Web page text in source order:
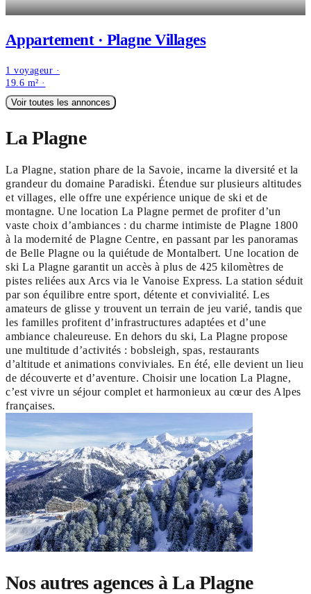
Appartement · Plagne Villages
1 voyageur ·
19.6 m² ·
Voir toutes les annonces
La Plagne
La Plagne, station phare de la Savoie, incarne la diversité et la
grandeur du domaine Paradiski. Étendue sur plusieurs altitudes
et villages, elle offre une expérience unique de ski et de
montagne. Une location La Plagne permet de profiter d’un
vaste choix d’ambiances : du charme intimiste de Plagne 1800
à la modernité de Plagne Centre, en passant par les panoramas
de Belle Plagne ou la quiétude de Montalbert. Une location de
ski La Plagne garantit un accès à plus de 425 kilomètres de
pistes reliées aux Arcs via le Vanoise Express. La station séduit
par son équilibre entre sport, détente et convivialité. Les
amateurs de glisse y trouvent un terrain de jeu varié, tandis que
les familles profitent d’infrastructures adaptées et d’une
ambiance chaleureuse. En dehors du ski, La Plagne propose
une multitude d’activités : bobsleigh, spas, restaurants
d’altitude et animations conviviales. En été, elle devient un lieu
de découverte et d’aventure. Choisir une location La Plagne,
c’est vivre un séjour complet et harmonieux au cœur des Alpes
françaises.
Nos autres agences à La Plagne